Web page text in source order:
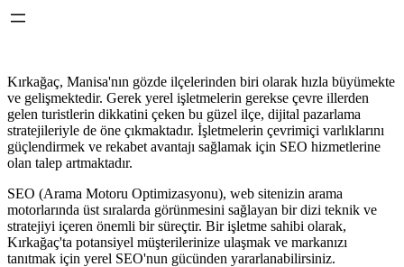
Kırkağaç, Manisa'nın gözde ilçelerinden biri olarak hızla büyümekte
ve gelişmektedir. Gerek yerel işletmelerin gerekse çevre illerden
gelen turistlerin dikkatini çeken bu güzel ilçe, dijital pazarlama
stratejileriyle de öne çıkmaktadır. İşletmelerin çevrimiçi varlıklarını
güçlendirmek ve rekabet avantajı sağlamak için SEO hizmetlerine
olan talep artmaktadır.
SEO (Arama Motoru Optimizasyonu), web sitenizin arama
motorlarında üst sıralarda görünmesini sağlayan bir dizi teknik ve
stratejiyi içeren önemli bir süreçtir. Bir işletme sahibi olarak,
Kırkağaç'ta potansiyel müşterilerinize ulaşmak ve markanızı
tanıtmak için yerel SEO'nun gücünden yararlanabilirsiniz.